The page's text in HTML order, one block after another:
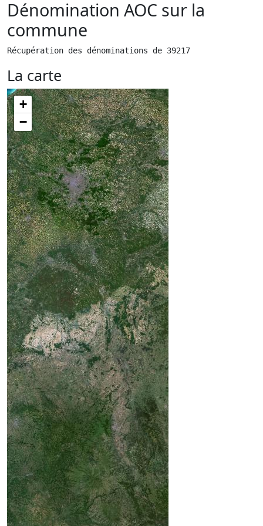
Dénomination AOC sur la
commune
Récupération des dénominations de 39217
La carte
+
−